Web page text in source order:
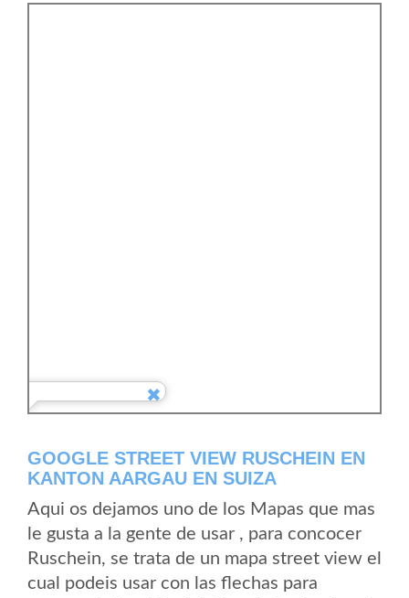
GOOGLE STREET VIEW RUSCHEIN EN
KANTON AARGAU EN SUIZA
Aqui os dejamos uno de los Mapas que mas
le gusta a la gente de usar , para concocer
Ruschein, se trata de un mapa street view el
cual podeis usar con las flechas para